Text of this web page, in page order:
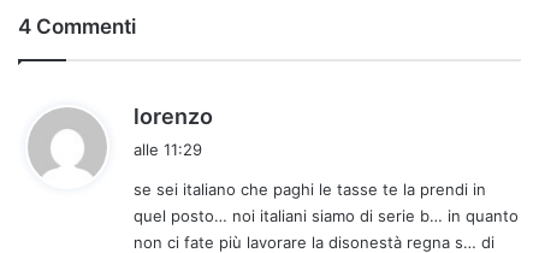
4 Commenti
lorenzo
e
t
alle 11:29
se sei italiano che paghi le tasse te la prendi in
quel posto… noi italiani siamo di serie b… in quanto
non ci fate più lavorare la disonestà regna s… di